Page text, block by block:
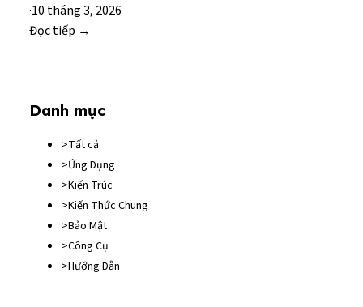
·10 tháng 3, 2026
Đọc tiếp →
Danh mục
>Tất cả
>Ứng Dụng
>Kiến Trúc
>Kiến Thức Chung
>Bảo Mật
>Công Cụ
>Hướng Dẫn